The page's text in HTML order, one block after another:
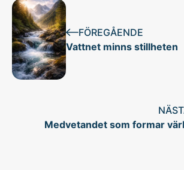
FÖREGÅENDE
Vattnet minns stillheten
Medvetandet som formar